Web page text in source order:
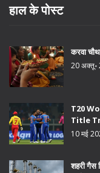
हाल के पोस्ट
करवा
20 अक्तू॰
T20
Title
10 मई
शहरी गैस